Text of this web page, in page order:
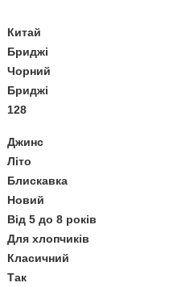
Китай
Бриджі
Чорний
Бриджі
128
Джинс
Літо
Блискавка
Новий
Від 5 до 8 років
Для хлопчиків
Класичний
Так